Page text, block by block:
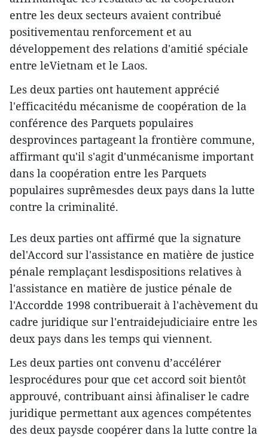
entre les deux secteurs avaient contribué
positivementau renforcement et au
développement des relations d'amitié spéciale
entre leVietnam et le Laos.
Les deux parties ont hautement apprécié
l'efficacitédu mécanisme de coopération de la
conférence des Parquets populaires
desprovinces partageant la frontière commune,
affirmant qu'il s'agit d'unmécanisme important
dans la coopération entre les Parquets
populaires suprêmesdes deux pays dans la lutte
contre la criminalité.
Les deux parties ont affirmé que la signature
del'Accord sur l'assistance en matière de justice
pénale remplaçant lesdispositions relatives à
l'assistance en matière de justice pénale de
l'Accordde 1998 contribuerait à l'achèvement du
cadre juridique sur l'entraidejudiciaire entre les
deux pays dans les temps qui viennent.
Les deux parties ont convenu d’accélérer
lesprocédures pour que cet accord soit bientôt
approuvé, contribuant ainsi àfinaliser le cadre
juridique permettant aux agences compétentes
des deux paysde coopérer dans la lutte contre la